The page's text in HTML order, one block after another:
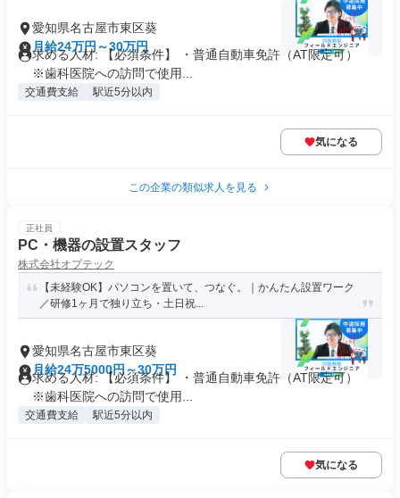
愛知県名古屋市東区葵
月給24万円～30万円
求める人材: 【必須条件】 ・普通自動車免許（AT限定可）
※歯科医院への訪問で使用...
交通費支給 駅近5分以内
気になる
この企業の類似求人を見る
正社員
PC・機器の設置スタッフ
株式会社オプテック
【未経験OK】パソコンを置いて、つなぐ。｜かんたん設置ワーク
／研修1ヶ月で独り立ち・土日祝...
愛知県名古屋市東区葵
月給24万5000円～30万円
求める人材: 【必須条件】 ・普通自動車免許（AT限定可）
※歯科医院への訪問で使用...
交通費支給 駅近5分以内
気になる